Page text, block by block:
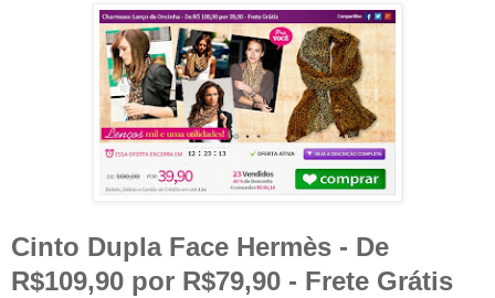
Cinto Dupla Face Hermès - De
R$109,90 por R$79,90 - Frete Grátis